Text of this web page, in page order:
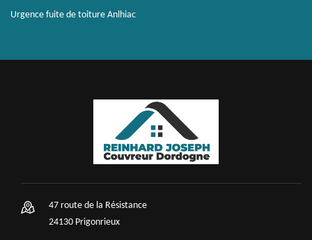
Urgence fuite de toiture Anlhiac
47 route de la Résistance
24130 Prigonrieux